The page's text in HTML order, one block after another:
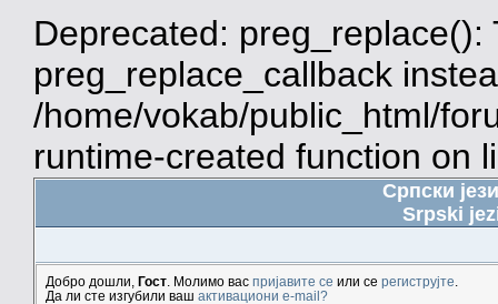
Deprecated:
preg_replace_callback
/home/vokab/public_html/
runtime-created function on
Српски
Srpski
Добро дошли, Гост . Молимо вас пријавите се или се региструјте
Да ли сте изгубили ваш активациони e-mail?